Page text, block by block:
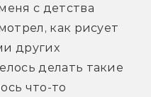
с детства
как рисует
других
делать такие
что-то